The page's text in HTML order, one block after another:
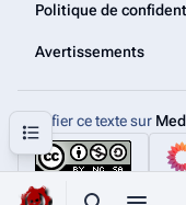
Sommaire
Politique de
Avertissements
Modifier ce texte sur